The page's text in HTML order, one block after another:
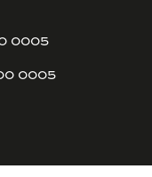
0005
0005